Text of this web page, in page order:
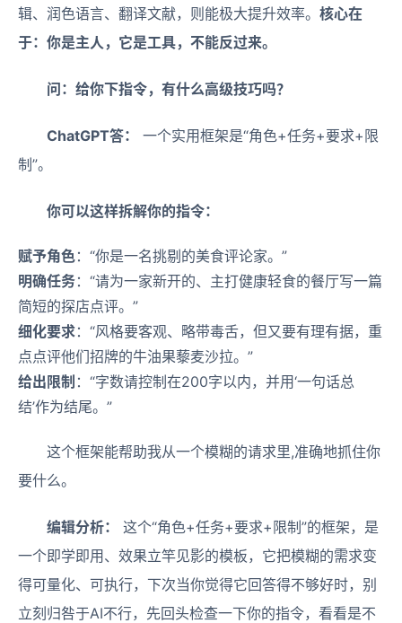
辑、润色语言、翻译文献，则能极大提升效率。 核心在
于：你是主人，它是工具，不能反过来。
问：给你下指令，有什么高级技巧吗？
ChatGPT答：
一个实用框架是“角色+任务+要求+限
制”。
你可以这样拆解你的指令：
赋予角色：“你是一名挑剔的美食评论家。”
明确任务：“请为一家新开的、主打健康轻食的餐厅写一篇
简短的探店点评。”
细化要求：“风格要客观、略带毒舌，但又要有理有据，重
点点评他们招牌的牛油果藜麦沙拉。”
给出限制 ：“字数请控制在200字以内，并用‘一句话总
结’作为结尾。”
这个框架能帮助我从一个模糊的请求里,准确地抓住你
要什么。
编辑分析：
这个“角色+任务+要求+限制”的框架，是
一个即学即用、效果立竿见影的模板，它把模糊的需求变
得可量化、可执行，下次当你觉得它回答得不够好时，别
立刻归咎于AI不行，先回头检查一下你的指令，看看是不